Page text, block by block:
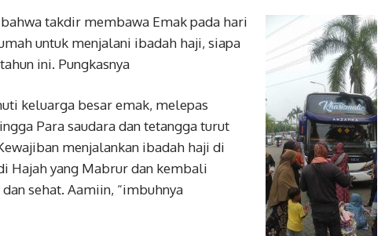
takdir membawa Emak pada hari
untuk menjalani ibadah haji, siapa
ini. Pungkasnya
keluarga besar emak, melepas
Para saudara dan tetangga turut
menjalankan ibadah haji di
Hajah yang Mabrur dan kembali
sehat. Aamiin, “imbuhnya